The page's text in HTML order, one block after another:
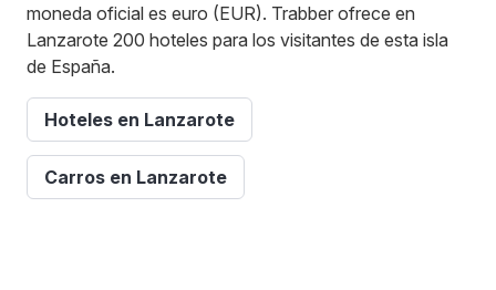
moneda oficial es euro (EUR). Trabber ofrece en
Lanzarote 200 hoteles para los visitantes de esta isla
de España.
Hoteles en Lanzarote
Carros en Lanzarote